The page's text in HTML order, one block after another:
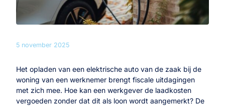
5 november 2025
Het opladen van een elektrische auto van de zaak bij de
woning van een werknemer brengt fiscale uitdagingen
met zich mee. Hoe kan een werkgever de laadkosten
vergoeden zonder dat dit als loon wordt aangemerkt? De